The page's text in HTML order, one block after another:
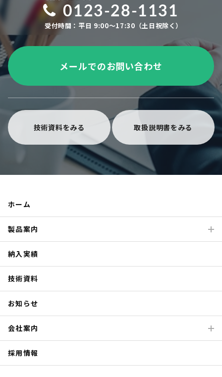
0123-28-1131
受付時間：平日 9:00～17:30（土日祝除く）
メールでのお問い合わせ
技術資料をみる 取扱説明書をみる
ホーム
製品案内
納入実績
技術資料
お知らせ
会社案内
採用情報